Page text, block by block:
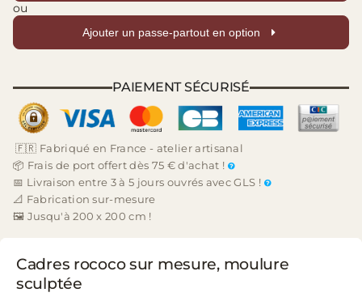
ou
Ajouter un passe-partout en option
PAIEMENT SÉCURISÉ
🇫🇷 Fabriqué en France - atelier artisanal
📦 Frais de port offert dès 75 € d'achat !
📅 Livraison entre 3 à 5 jours ouvrés avec GLS !
📐 Fabrication sur-mesure
🖼️ Jusqu'à 200 x 200 cm !
Cadres rococo sur mesure, moulure
sculptée